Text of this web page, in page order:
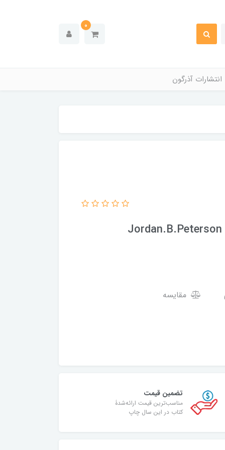
0
انتشارات آذرگون
مقایسه
تضمین قیمت
مناسب‌ترین قیمت ارائه‌شدۀ
کتاب در این سال چاپ